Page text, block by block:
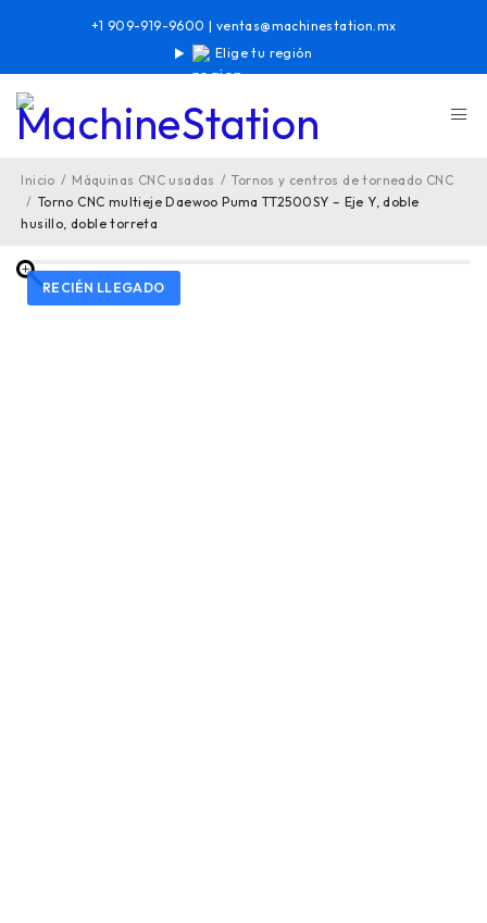
Elige tu región
+1 909-919-9600 | ventas@machinestation.mx
Inicio / Máquinas CNC usadas / Tornos y centros de torneado CNC
/ Torno CNC multieje Daewoo Puma TT2500SY – Eje Y, doble
husillo, doble torreta
RECIÉN LLEGADO